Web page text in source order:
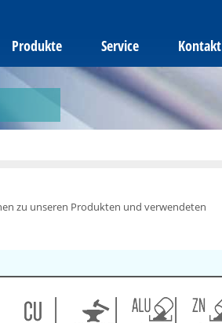
Produkte Service Kontakt
zu unseren Produkten und verwendeten